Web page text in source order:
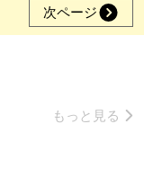
次ページ
もっと見る